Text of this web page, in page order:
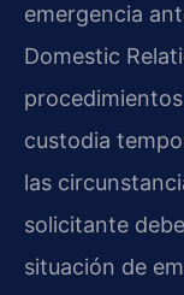
emergencia
Domestic
custodia
las
solicitante
situación de